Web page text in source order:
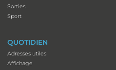
Sorties
Sport
QUOTIDIEN
Adresses utiles
Affichage